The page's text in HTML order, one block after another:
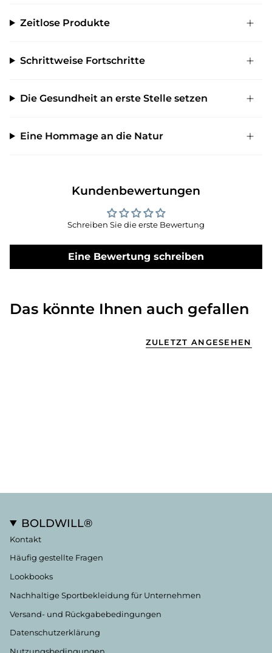
Zeitlose Produkte
Schrittweise Fortschritte
Die Gesundheit an erste Stelle setzen
Eine Hommage an die Natur
Kundenbewertungen
Schreiben Sie die erste Bewertung
Eine Bewertung schreiben
Das könnte Ihnen auch gefallen
ZULETZT ANGESEHEN
BOLDWILL®
Kontakt
Häufig gestellte Fragen
Lookbooks
Nachhaltige Sportbekleidung für Unternehmen
Versand- und Rückgabebedingungen
Datenschutzerklärung